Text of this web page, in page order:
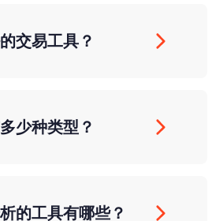
交易工具？
少种类型？
的工具有哪些？